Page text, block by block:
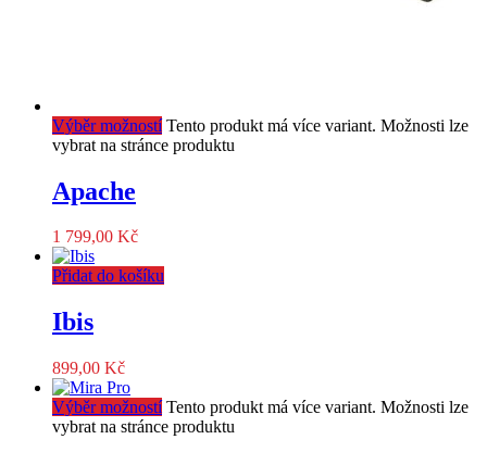
Výběr možností Tento produkt má více variant. Možnosti lze
vybrat na stránce produktu
Apache
1 799,00 Kč
Přidat do košíku
Ibis
899,00 Kč
Výběr možností Tento produkt má více variant. Možnosti lze
vybrat na stránce produktu